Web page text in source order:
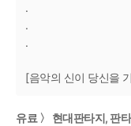
.
.
.
[음악의 신이 당신을
유료 〉 현대판타지, 판